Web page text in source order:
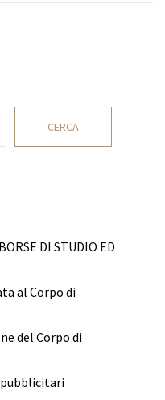
CERCA
DI STUDIO ED
al Corpo di
del Corpo di
pubblicitari